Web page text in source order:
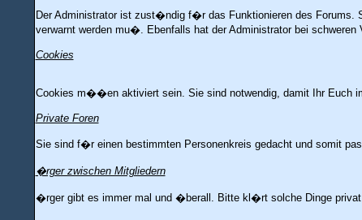
Der Administrator ist zust�ndig f�r das Funktionieren des Forums.
verwarnt werden mu�. Ebenfalls hat der Administrator bei
Cookies
Cookies m��en aktiviert sein. Sie sind notwendig, damit Ihr Euch
Private Foren
Sie sind f�r einen bestimmten Personenkreis gedacht und somit
�rger zwischen Mitgliedern
�rger gibt es immer mal und �berall. Bitte kl�rt solche Dinge